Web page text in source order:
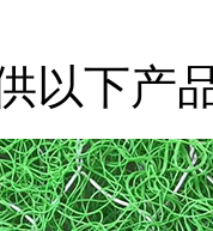
以下产